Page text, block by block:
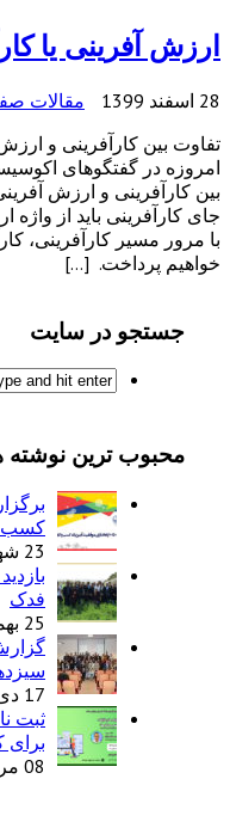
ارزش آفرینی یا
28 اسفند 1399 مقالات
تفاوت بین کارآفرینی و
امروزه در گفتگوهای
بین کارآفرینی و ارزش
جای کارآفرینی باید از واژه
با مرور مسیر کارآفرینی،
خواهیم پرداخت. […]
جستجو در سایت
محبوب ترین نوشته
کسب
23 شهریور 1397
فدک
25 بهمن 1397
17 دی 1398
ثبت
برای
08 مرداد 1398